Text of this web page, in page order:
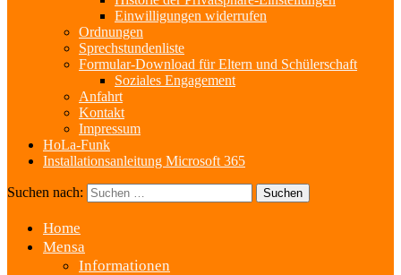
Einwilligungen widerrufen
Ordnungen
Sprechstundenliste
Formular-Download für Eltern und Schülerschaft
Soziales Engagement
Anfahrt
Kontakt
Impressum
HoLa-Funk
Installationsanleitung Microsoft 365
Suchen nach:
Home
Mensa
Informationen